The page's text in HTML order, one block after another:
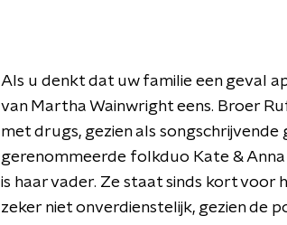
Als u denkt dat uw familie een geval
van Martha Wainwright eens. Broer
met drugs, gezien als songschrijvende
gerenommeerde folkduo Kate &
is haar vader. Ze staat sinds kort voor
zeker niet onverdienstelijk, gezien de